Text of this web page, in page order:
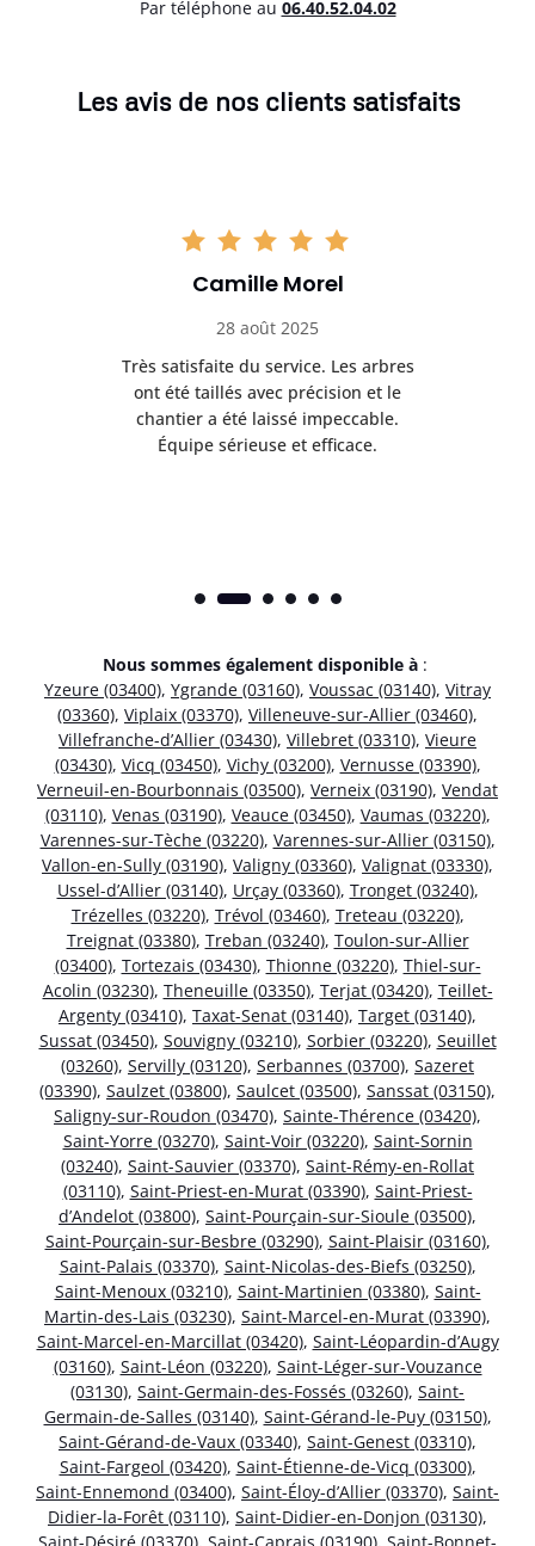
Par téléphone au 06.40.52.04.02
Les avis de nos clients satisfaits
Camille Morel
28 août 2025
Très satisfaite du service. Les arbres
ont été taillés avec précision et le
chantier a été laissé impeccable.
Équipe sérieuse et efficace.
Nous sommes également disponible à :
Yzeure (03400), Ygrande (03160), Voussac (03140), Vitray
(03360), Viplaix (03370), Villeneuve-sur-Allier (03460),
Villefranche-d’Allier (03430), Villebret (03310), Vieure
(03430), Vicq (03450), Vichy (03200), Vernusse (03390),
Verneuil-en-Bourbonnais (03500), Verneix (03190), Vendat
(03110), Venas (03190), Veauce (03450), Vaumas (03220),
Varennes-sur-Tèche (03220), Varennes-sur-Allier (03150),
Vallon-en-Sully (03190), Valigny (03360), Valignat (03330),
Ussel-d’Allier (03140), Urçay (03360), Tronget (03240),
Trézelles (03220), Trévol (03460), Treteau (03220),
Treignat (03380), Treban (03240), Toulon-sur-Allier
(03400), Tortezais (03430), Thionne (03220), Thiel-sur-
Acolin (03230), Theneuille (03350), Terjat (03420), Teillet-
Argenty (03410), Taxat-Senat (03140), Target (03140),
Sussat (03450), Souvigny (03210), Sorbier (03220), Seuillet
(03260), Servilly (03120), Serbannes (03700), Sazeret
(03390), Saulzet (03800), Saulcet (03500), Sanssat (03150),
Saligny-sur-Roudon (03470), Sainte-Thérence (03420),
Saint-Yorre (03270), Saint-Voir (03220), Saint-Sornin
(03240), Saint-Sauvier (03370), Saint-Rémy-en-Rollat
(03110), Saint-Priest-en-Murat (03390), Saint-Priest-
d’Andelot (03800), Saint-Pourçain-sur-Sioule (03500),
Saint-Pourçain-sur-Besbre (03290), Saint-Plaisir (03160),
Saint-Palais (03370), Saint-Nicolas-des-Biefs (03250),
Saint-Menoux (03210), Saint-Martinien (03380), Saint-
Martin-des-Lais (03230), Saint-Marcel-en-Murat (03390),
Saint-Marcel-en-Marcillat (03420), Saint-Léopardin-d’Augy
(03160), Saint-Léon (03220), Saint-Léger-sur-Vouzance
(03130), Saint-Germain-des-Fossés (03260), Saint-
Germain-de-Salles (03140), Saint-Gérand-le-Puy (03150),
Saint-Gérand-de-Vaux (03340), Saint-Genest (03310),
Saint-Fargeol (03420), Saint-Étienne-de-Vicq (03300),
Saint-Ennemond (03400), Saint-Éloy-d’Allier (03370), Saint-
Didier-la-Forêt (03110), Saint-Didier-en-Donjon (03130),